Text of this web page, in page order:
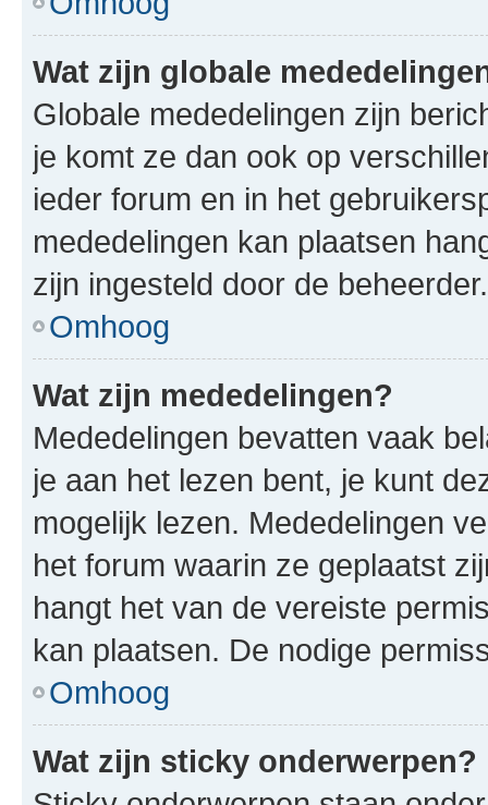
Wat zijn globale
Globale mededelingen zijn
je komt ze dan ook op
ieder forum en in het
mededelingen kan plaatsen
zijn ingesteld door de beheerder.
Omhoog
Wat zijn mededelingen?
Mededelingen bevatten vaak
je aan het lezen bent, je kunt
mogelijk lezen. Mededelingen
het forum waarin ze geplaatst
hangt het van de vereiste
kan plaatsen. De nodige
Omhoog
Wat zijn sticky onderwerpen?